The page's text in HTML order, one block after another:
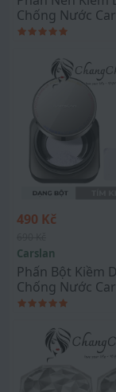
Chống Nước
Black Magnet
490 Kč
Carslan
Phấn Bột Kiềm
Chống Nước
Black Magnet